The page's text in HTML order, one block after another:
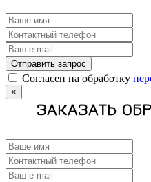
Отправить запрос
Cогласен на обработку
×
ЗАКАЗАТЬ